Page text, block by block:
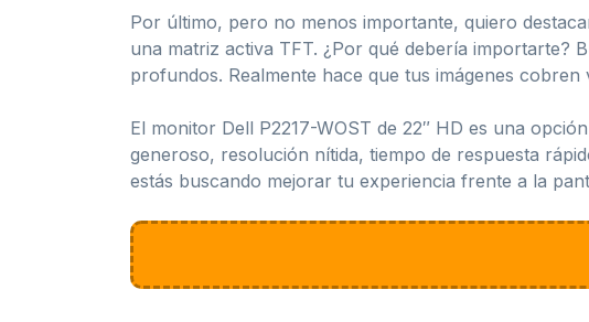
Por último, pero no menos importante, quiero
una matriz activa TFT. ¿Por qué debería importarte?
profundos. Realmente hace que tus imágenes
El monitor Dell P2217-WOST de 22″ HD es una
generoso, resolución nítida, tiempo de respuesta
estás buscando mejorar tu experiencia frente a la